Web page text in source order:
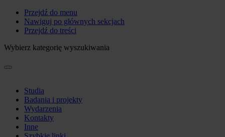
Przejdź do menu
Nawiguj po głównych sekcjach
Przejdź do treści
Wybierz kategorię wyszukiwania
Studia
Badania i projekty
Wydarzenia
Kontakty
Inne